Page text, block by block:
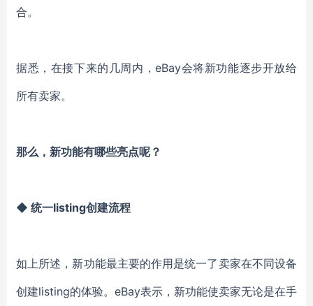
合。
据悉，在接下来的几周内，eBay会将新功能逐步开放给
所有卖家。
那么，新功能有哪些亮点呢？
◆ 统一listing创建流程
如上所述，新功能最主要的作用是统一了卖家在不同设备
创建listing的体验。eBay表示，新功能使卖家无论是在手